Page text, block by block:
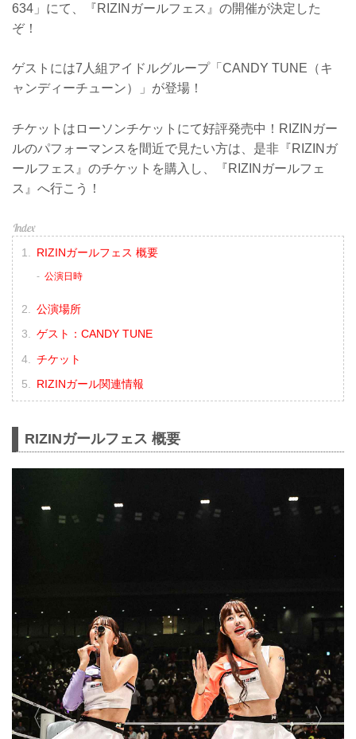
634」にて、『RIZINガールフェス』の開催が決定した
ぞ！
ゲストには7人組アイドルグループ「CANDY TUNE（キ
ャンディーチューン）」が登場！
チケットはローソンチケットにて好評発売中！RIZINガー
ルのパフォーマンスを間近で見たい方は、是非『RIZINガ
ールフェス』のチケットを購入し、『RIZINガールフェ
ス』へ行こう！
RIZINガールフェス 概要
公演日時
公演場所
ゲスト：CANDY TUNE
チケット
RIZINガール関連情報
RIZINガールフェス 概要